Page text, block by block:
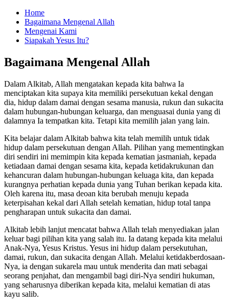
Home
Bagaimana Mengenal Allah
Mengenai Kami
Siapakah Yesus Itu?
Bagaimana Mengenal Allah
Dalam Alkitab, Allah mengatakan kepada kita bahwa Ia
menciptakan kita supaya kita memiliki persekutuan kekal dengan
dia, hidup dalam damai dengan sesama manusia, rukun dan sukacita
dalam hubungan-hubungan keluarga, dan menguasai dunia yang di
dalamnya Ia tempatkan kita. Tetapi kita memilih jalan yang lain.
Kita belajar dalam Alkitab bahwa kita telah memilih untuk tidak
hidup dalam persekutuan dengan Allah. Pilihan yang mementingkan
diri sendiri ini memimpin kita kepada kematian jasmaniah, kepada
ketiadaan damai dengan sesama kita, kepada ketidakrukunan dan
kehancuran dalam hubungan-hubungan keluaga kita, dan kepada
kurangnya perhatian kepada dunia yang Tuhan berikan kepada kita.
Oleh karena itu, masa deoan kita berubah menuju kepada
keterpisahan kekal dari Allah setelah kematian, hidup total tanpa
pengharapan untuk sukacita dan damai.
Alkitab lebih lanjut mencatat bahwa Allah telah menyediakan jalan
keluar bagi pilihan kita yang salah itu. Ia datang kepada kita melalui
Anak-Nya, Yesus Kristus. Yesus ini hidup dalam persekutuhan,
damai, rukun, dan sukacita dengan Allah. Melalui ketidakberdosaan-
Nya, ia dengan sukarela mau untuk menderita dan mati sebagai
seorang penjahat, dan mengambil bagi diri-Nya sendiri hukuman,
yang seharusnya diberikan kepada kita, melalui kematian di atas
kayu salib.